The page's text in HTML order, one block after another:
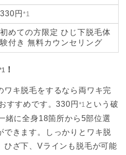
330円 *1
初めての方限定 ひじ下脱毛体
験付き 無料カウンセリング
！
ワキ脱毛をするなら両ワキ完
すすめです。330円 *1 という破
緒に全身18箇所から5部位選
できます。しっかりとワキ脱
ひざ下、Vラインも脱毛が可能